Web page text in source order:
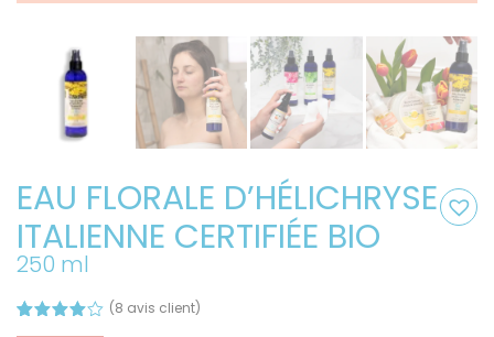
EAU FLORALE D’HÉLICHRYSE
ITALIENNE CERTIFIÉE BIO
250 ml
(8 avis client)